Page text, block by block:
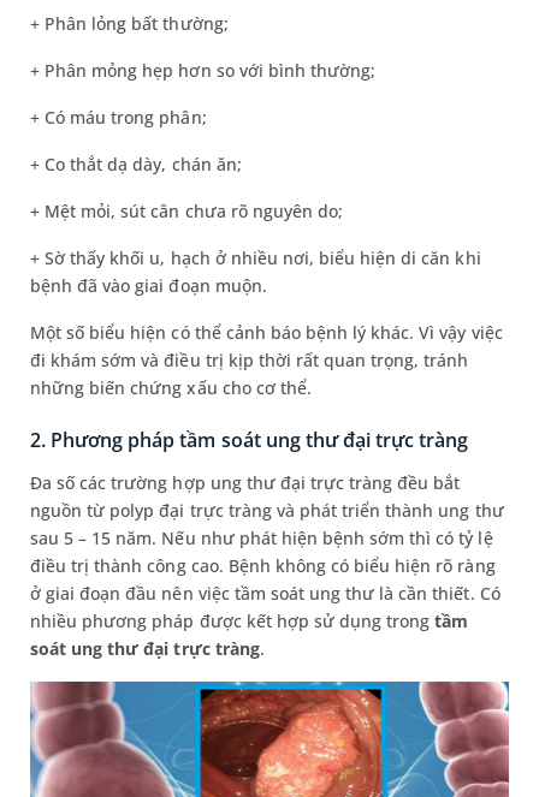
+ Phân lỏng bất thường;
+ Phân mỏng hẹp hơn so với bình thường;
+ Có máu trong phân;
+ Co thắt dạ dày, chán ăn;
+ Mệt mỏi, sút cân chưa rõ nguyên do;
+ Sờ thấy khối u, hạch ở nhiều nơi, biểu hiện di căn khi
bệnh đã vào giai đoạn muộn.
Một số biểu hiện có thể cảnh báo bệnh lý khác. Vì vậy việc
đi khám sớm và điều trị kịp thời rất quan trọng, tránh
những biến chứng xấu cho cơ thể.
2. Phương pháp tầm soát ung thư đại trực tràng
Đa số các trường hợp ung thư đại trực tràng đều bắt
nguồn từ polyp đại trực tràng và phát triển thành ung thư
sau 5 – 15 năm. Nếu như phát hiện bệnh sớm thì có tỷ lệ
điều trị thành công cao. Bệnh không có biểu hiện rõ ràng
ở giai đoạn đầu nên việc tầm soát ung thư là cần thiết. Có
nhiều phương pháp được kết hợp sử dụng trong tầm
soát ung thư đại trực tràng.